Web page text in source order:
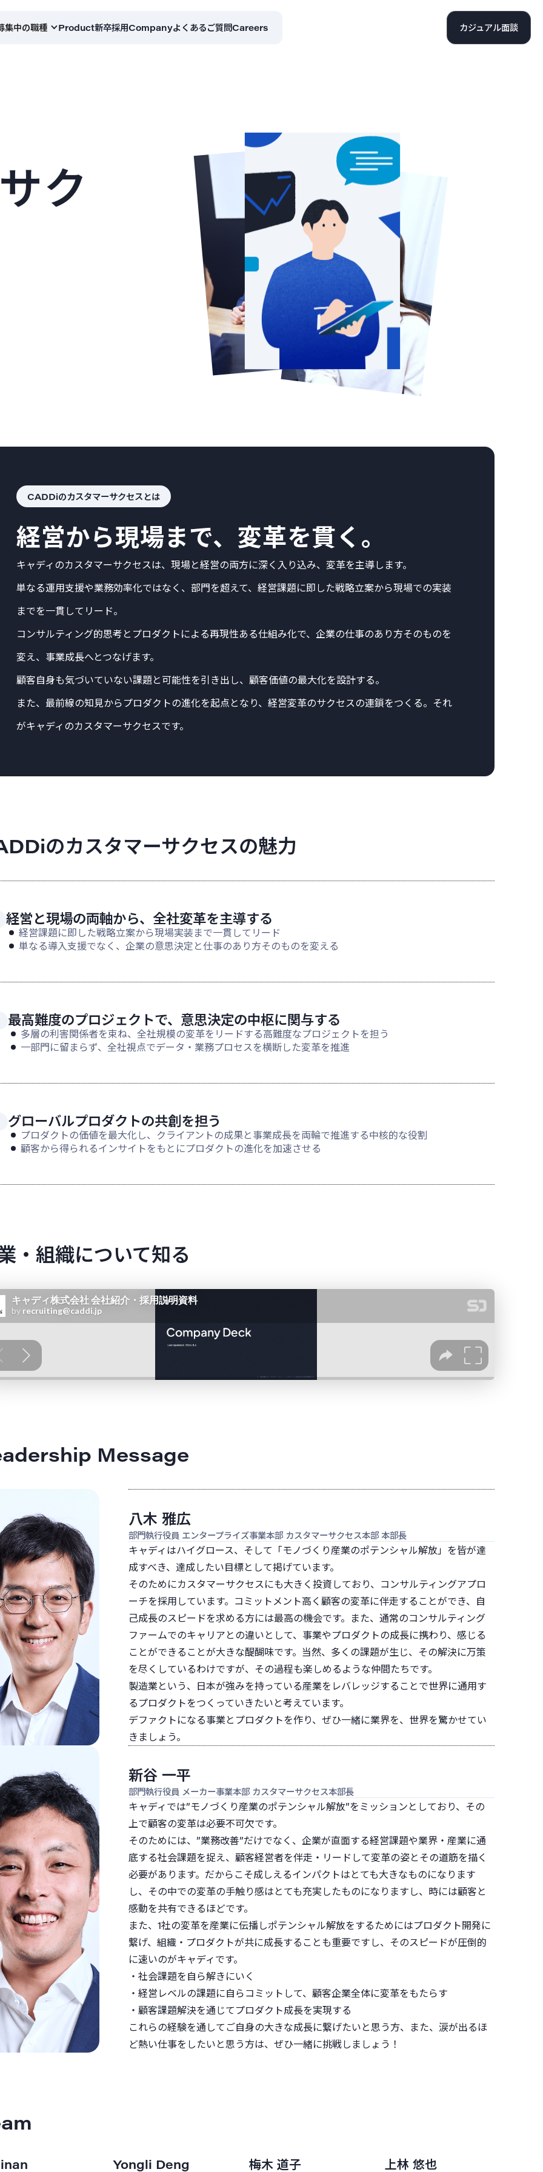
集中の職種 Product新卒採用Companyよくあるご質問Careers カジュアル面談
ク
CADDiのカスタマーサクセスとは
経営から現場まで、変革を貫く。
キャディのカスタマーサクセスは、現場と経営の両方に深く入り込み、変革を主導します。
単なる運用支援や業務効率化ではなく、部門を超えて、経営課題に即した戦略立案から現場での実装
までを一貫してリード。
コンサルティング的思考とプロダクトによる再現性ある仕組み化で、企業の仕事のあり方そのものを
変え、事業成長へとつなげます。
顧客自身も気づいていない課題と可能性を引き出し、顧客価値の最大化を設計する。
また、最前線の知見からプロダクトの進化を起点となり、経営変革のサクセスの連鎖をつくる。それ
がキャディのカスタマーサクセスです。
のカスタマーサクセスの魅力
経営と現場の両軸から、全社変革を主導する
経営課題に即した戦略立案から現場実装まで一貫してリード
単なる導入支援でなく、企業の意思決定と仕事のあり方そのものを変える
最高難度のプロジェクトで、意思決定の中枢に関与する
多層の利害関係者を束ね、全社規模の変革をリードする高難度なプロジェクトを担う
一部門に留まらず、全社視点でデータ・業務プロセスを横断した変革を推進
グローバルプロダクトの共創を担う
プロダクトの価値を最大化し、クライアントの成果と事業成長を両輪で推進する中核的な役割
顧客から得られるインサイトをもとにプロダクトの進化を加速させる
・組織について知る
Message
八木 雅広
部門執行役員 エンタープライズ事業本部 カスタマーサクセス本部 本部長
キャディはハイグロース、そして「モノづくり産業のポテンシャル解放」を皆が達
成すべき、達成したい目標として掲げています。
そのためにカスタマーサクセスにも大きく投資しており、コンサルティングアプロ
ーチを採用しています。コミットメント高く顧客の変革に伴走することができ、自
己成長のスピードを求める方には最高の機会です。また、通常のコンサルティング
ファームでのキャリアとの違いとして、事業やプロダクトの成長に携わり、感じる
ことができることが大きな醍醐味です。当然、多くの課題が生じ、その解決に万策
を尽くしているわけですが、その過程も楽しめるような仲間たちです。
製造業という、日本が強みを持っている産業をレバレッジすることで世界に通用す
るプロダクトをつくっていきたいと考えています。
デファクトになる事業とプロダクトを作り、ぜひ一緒に業界を、世界を驚かせてい
きましょう。
新谷 一平
部門執行役員 メーカー事業本部 カスタマーサクセス本部長
キャディでは”モノづくり産業のポテンシャル解放”をミッションとしており、その
上で顧客の変革は必要不可欠です。
そのためには、”業務改善”だけでなく、企業が直面する経営課題や業界・産業に通
底する社会課題を捉え、顧客経営者を伴走・リードして変革の姿とその道筋を描く
必要があります。だからこそ成しえるインパクトはとても大きなものになります
し、その中での変革の手触り感はとても充実したものになりますし、時には顧客と
感動を共有できるほどです。
また、1社の変革を産業に伝播しポテンシャル解放をするためにはプロダクト開発に
繋げ、組織・プロダクトが共に成長することも重要ですし、そのスピードが圧倒的
に速いのがキャディです。
・社会課題を自ら解きにいく
・経営レベルの課題に自らコミットして、顧客企業全体に変革をもたらす
・顧客課題解決を通じてプロダクト成長を実現する
これらの経験を通してご自身の大きな成長に繋げたいと思う方、また、涙が出るほ
ど熱い仕事をしたいと思う方は、ぜひ一緒に挑戦しましょう！
Yongli Deng 梅木 道子 上林 悠也